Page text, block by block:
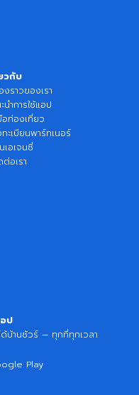
วกับ
งราวของเรา
นำการใช้แอป
ท่องเที่ยว
ะเบียนพาร์ทเนอร์
เอเจนซี่
อเรา
ป
บ้านชัวร์ — ทุกที่ทุกเวลา